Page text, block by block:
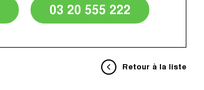
03 20 555 222
Retour à la liste